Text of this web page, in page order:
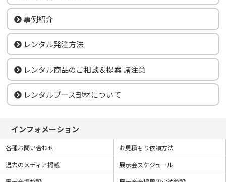
事例紹介
レンタル発注方法
レンタル商品のご相談＆提案 諸注意
レンタルブース部材について
インフォメーション
各種お問い合わせ
お見積もり依頼方法
過去のメディア掲載
展示会スケジュール